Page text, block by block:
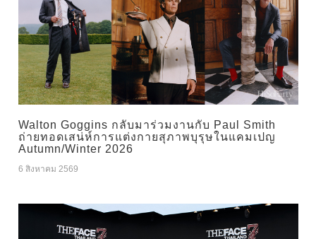
Walton Goggins กลับมาร่วมงานกับ Paul Smith
ถ่ายทอดเสน่ห์การแต่งกายสุภาพบุรุษในแคมเปญ
Autumn/Winter 2026
6 สิงหาคม 2569